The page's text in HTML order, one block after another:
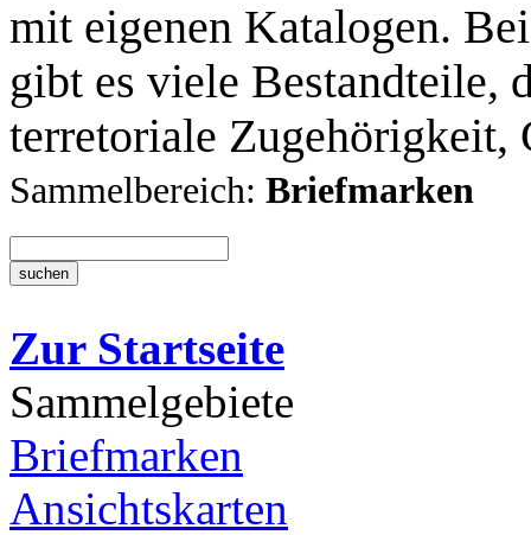
mit eigenen Katalogen.
gibt es viele Bestandteile,
terretoriale Zugehörigkeit,
Sammelbereich: Briefmarken
Zur Startseite
Sammelgebiete
Briefmarken
Ansichtskarten